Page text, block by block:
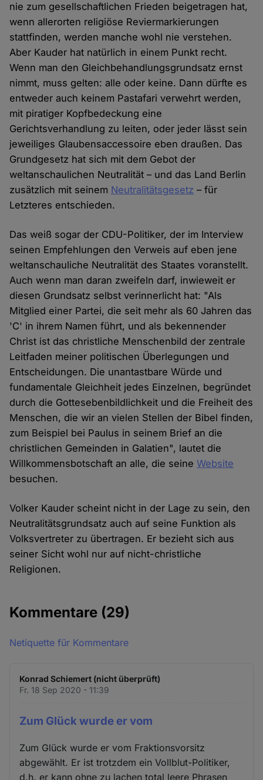
nie zum gesellschaftlichen Frieden beigetragen hat,
wenn allerorten religiöse Reviermarkierungen
stattfinden, werden manche wohl nie verstehen.
Aber Kauder hat natürlich in einem Punkt recht.
Wenn man den Gleichbehandlungsgrundsatz ernst
nimmt, muss gelten: alle oder keine. Dann dürfte es
entweder auch keinem Pastafari verwehrt werden,
mit piratiger Kopfbedeckung eine
Gerichtsverhandlung zu leiten, oder jeder lässt sein
jeweiliges Glaubensaccessoire eben draußen. Das
Grundgesetz hat sich mit dem Gebot der
weltanschaulichen Neutralität – und das Land Berlin
zusätzlich mit seinem Neutralitätsgesetz – für
Letzteres entschieden.
Das weiß sogar der CDU-Politiker, der im Interview
seinen Empfehlungen den Verweis auf eben jene
weltanschauliche Neutralität des Staates voranstellt.
Auch wenn man daran zweifeln darf, inwieweit er
diesen Grundsatz selbst verinnerlicht hat: "Als
Mitglied einer Partei, die seit mehr als 60 Jahren das
'C' in ihrem Namen führt, und als bekennender
Christ ist das christliche Menschenbild der zentrale
Leitfaden meiner politischen Überlegungen und
Entscheidungen. Die unantastbare Würde und
fundamentale Gleichheit jedes Einzelnen, begründet
durch die Gottesebenbildlichkeit und die Freiheit des
Menschen, die wir an vielen Stellen der Bibel finden,
zum Beispiel bei Paulus in seinem Brief an die
christlichen Gemeinden in Galatien", lautet die
Willkommensbotschaft an alle, die seineWebsite
besuchen.
Volker Kauder scheint nicht in der Lage zu sein, den
Neutralitätsgrundsatz auch auf seine Funktion als
Volksvertreter zu übertragen. Er bezieht sich aus
seiner Sicht wohl nur auf nicht-christliche
Religionen.
Kommentare (29)
Netiquette für Kommentare
Konrad Schiemert (nicht überprüft)
Fr. 18 Sep 2020 - 11:39
Zum Glück wurde er vom
Zum Glück wurde er vom Fraktionsvorsitz
abgewählt. Er ist trotzdem ein Vollblut-Politiker,
d.h. er kann ohne zu lachen total leere Phrasen